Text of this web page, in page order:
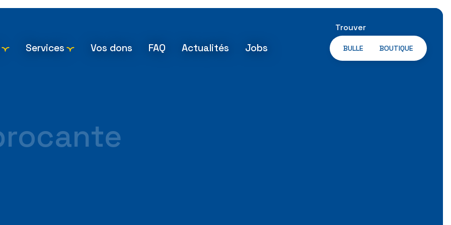
Services Vos dons FAQ Actualités Jobs
Trouver
BULLE BOUTIQUE